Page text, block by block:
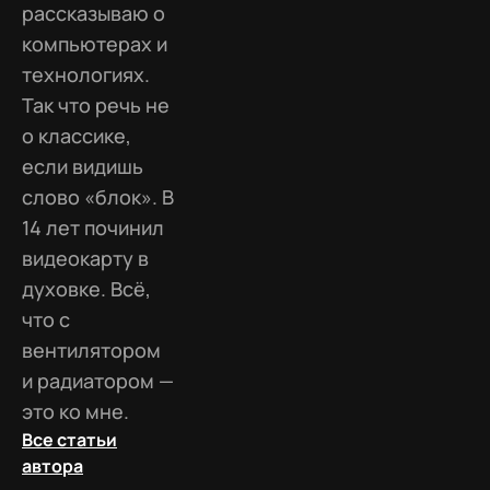
рассказываю о
компьютерах и
технологиях.
Так что речь не
о классике,
если видишь
слово «блок». В
14 лет починил
видеокарту в
духовке. Всё,
что с
вентилятором
и радиатором —
это ко мне.
Все статьи
автора